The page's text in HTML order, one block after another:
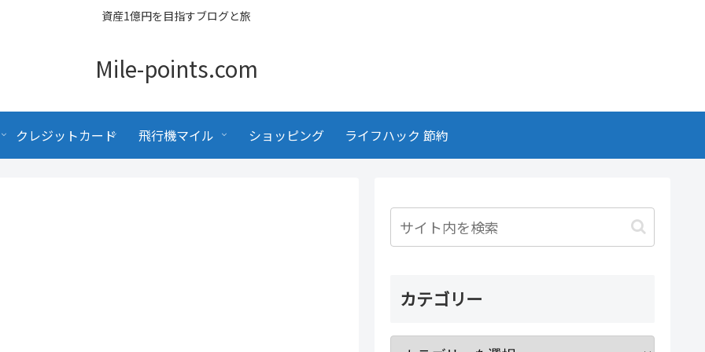
資産1億円を目指すブログと旅
Mile-points.com
クレジットカード 飛行機マイル ショッピング ライフハック 節約
カテゴリー